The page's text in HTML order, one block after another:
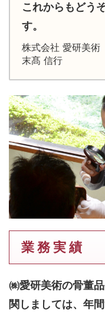
これからもどう
す。
株式会社 愛研美術
末髙 信行
業 務 実 績
㈱愛研美術の骨董
関しましては、 年